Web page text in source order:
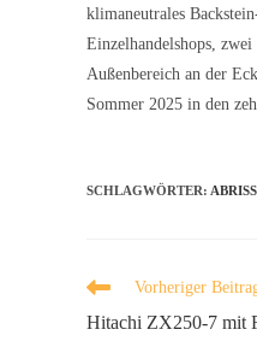
klimaneutrales
Einzelhandelshops,
Außenbereich an der
Sommer 2025 in den
SCHLAGWÖRTER: ABRISS
Vorheriger
Hitachi ZX250-7 mit